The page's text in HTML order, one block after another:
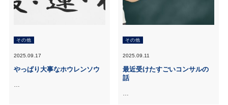
その他
2025.09.17
やっぱり大事なホウレンソウ
…
その他
2025.09.11
最近受けたすごいコンサルの
話
…